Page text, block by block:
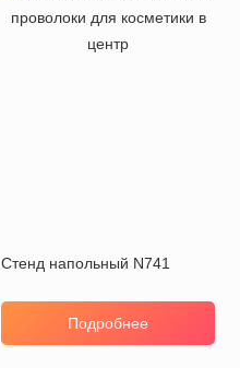
Стенд напольный N741
Подробнее